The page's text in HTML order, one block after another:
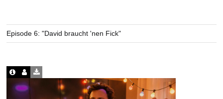
Episode 6: "David braucht 'nen Fick"